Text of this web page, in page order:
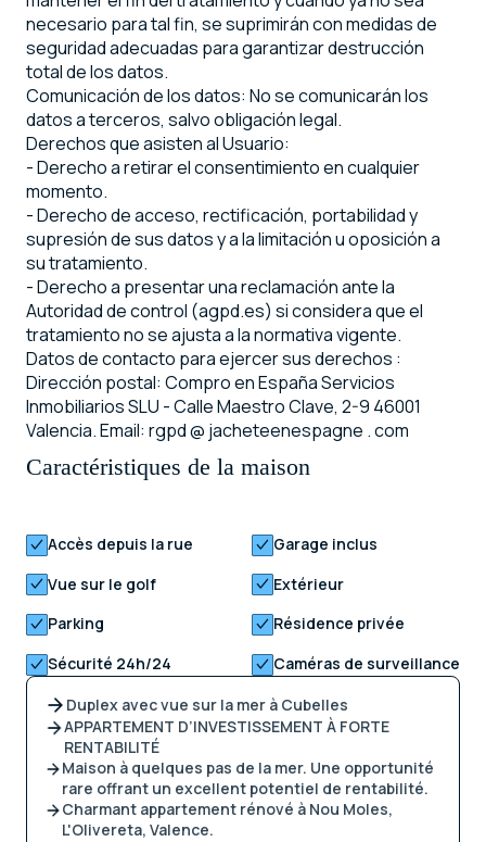
necesario para tal fin, se suprimirán con medidas de
seguridad adecuadas para garantizar destrucción
total de los datos.
Comunicación de los datos: No se comunicarán los
datos a terceros, salvo obligación legal.
Derechos que asisten al Usuario:
- Derecho a retirar el consentimiento en cualquier
momento.
- Derecho de acceso, rectificación, portabilidad y
supresión de sus datos y a la limitación u oposición a
su tratamiento.
- Derecho a presentar una reclamación ante la
Autoridad de control (agpd.es) si considera que el
tratamiento no se ajusta a la normativa vigente.
Datos de contacto para ejercer sus derechos :
Dirección postal: Compro en España Servicios
Inmobiliarios SLU - Calle Maestro Clave, 2-9 46001
Valencia. Email: rgpd @ jacheteenespagne . com
Caractéristiques de la maison
Accès depuis la rue
Garage inclus
Vue sur le golf
Extérieur
Parking
Résidence privée
Sécurité 24h/24
Caméras de surveillance
Duplex avec vue sur la mer à Cubelles
APPARTEMENT D’INVESTISSEMENT À FORTE
RENTABILITÉ
Maison à quelques pas de la mer. Une opportunité
rare offrant un excellent potentiel de rentabilité.
Charmant appartement rénové à Nou Moles,
L'Olivereta, Valence.